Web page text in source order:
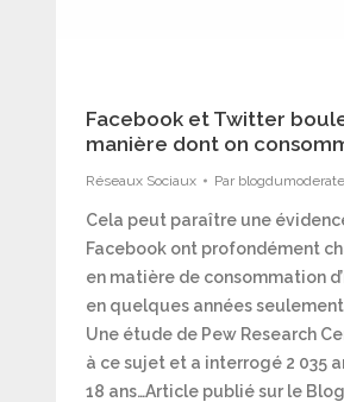
Facebook et Twitter
manière dont on
Réseaux Sociaux Par
Cela peut paraître une
Facebook ont profondément
en matière de consommation
en quelques années
Une étude de Pew Research
à ce sujet et a interrogé 2 035
18 ans…Article publié sur le